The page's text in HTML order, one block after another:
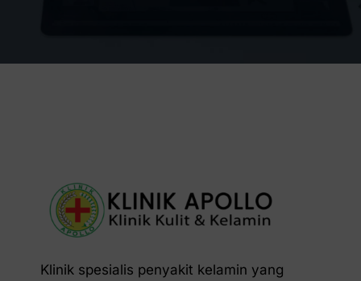
Klinik spesialis penyakit kelamin yang